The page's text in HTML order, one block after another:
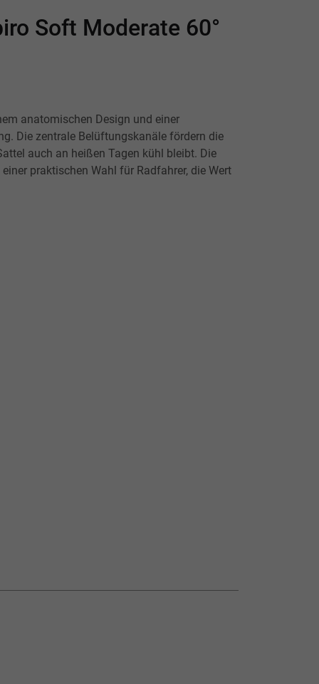
Soft Moderate 60°
anatomischen Design und einer
Die zentrale Belüftungskanäle fördern die
auch an heißen Tagen kühl bleibt. Die
praktischen Wahl für Radfahrer, die Wert